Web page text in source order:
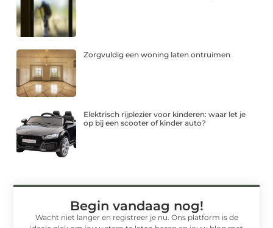
Zorgvuldig een woning laten ontruimen
Elektrisch rijplezier voor kinderen: waar let je
op bij een scooter of kinder auto?
Begin vandaag nog!
Wacht niet langer en registreer je nu. Ons platform is de